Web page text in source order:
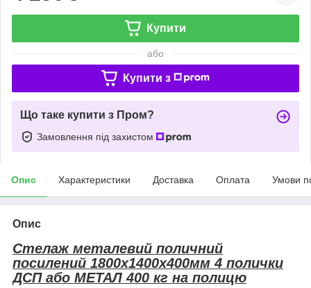
Купити
або
Купити з
Що таке купити з Пром?
Замовлення під захистом
Опис Характеристики Доставка Оплата Умови
Опис
Стелаж металевий поличний
посилений 1800х1400х400мм 4 полички
ДСП або МЕТАЛ 400 кг на полицю